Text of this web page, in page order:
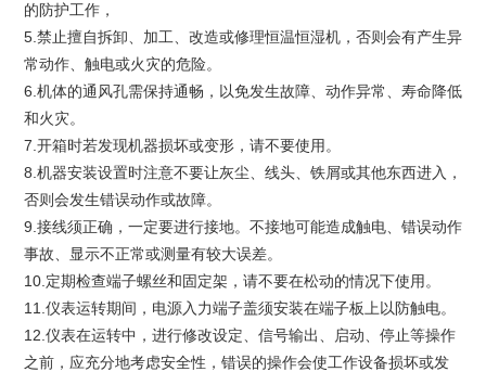
的防护工作，
5.禁止擅自拆卸、加工、改造或修理恒温恒湿机，否则会有产生异
常动作、触电或火灾的危险。
6.机体的通风孔需保持通畅，以免发生故障、动作异常、寿命降低
和火灾。
7.开箱时若发现机器损坏或变形，请不要使用。
8.机器安装设置时注意不要让灰尘、线头、铁屑或其他东西进入，
否则会发生错误动作或故障。
9.接线须正确，一定要进行接地。不接地可能造成触电、错误动作
事故、显示不正常或测量有较大误差。
10.定期检查端子螺丝和固定架，请不要在松动的情况下使用。
11.仪表运转期间，电源入力端子盖须安装在端子板上以防触电。
12.仪表在运转中，进行修改设定、信号输出、启动、停止等操作
之前，应充分地考虑安全性，错误的操作会使工作设备损坏或发